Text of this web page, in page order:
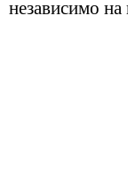
независимо